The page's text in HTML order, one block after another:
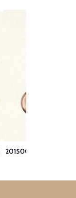
201500-CC | Espejo